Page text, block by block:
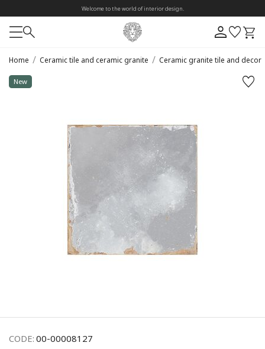
Welcome to the world of interior design.
Home / Ceramic tile and ceramic granite / Ceramic granite tile and decor
CODE: 00-00008127